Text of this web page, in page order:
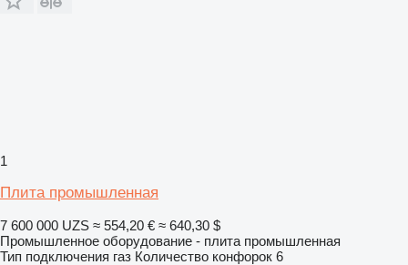
1
Плита промышленная
7 600 000 UZS ≈ 554,20 € ≈ 640,30 $
Промышленное оборудование - плита промышленная
Тип подключения газ Количество конфорок 6